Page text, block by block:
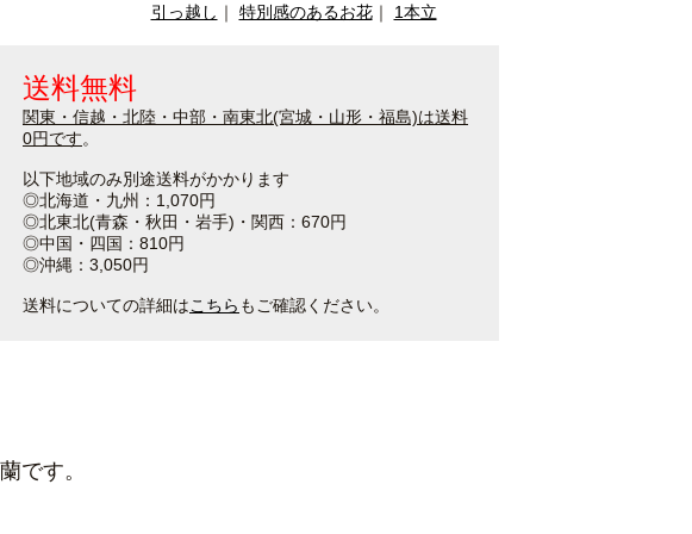
引っ越し ｜ 特別感のあるお花｜ 1本立
送料無料
関東・信越・北陸・中部・南東北(宮城・山形・福島)は送料
0円です。
以下地域のみ別途送料がかかります
◎北海道・九州：1,070円
◎北東北(青森・秋田・岩手)・関西：670円
◎中国・四国：810円
◎沖縄：3,050円
送料についての詳細はこちら もご確認ください。
です。